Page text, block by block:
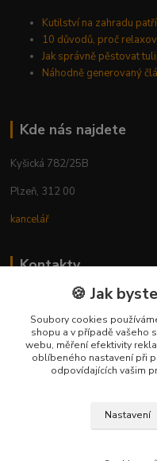
Kutilství na zahradu patří
10 důvodů, proč
Jak správně pěstovat
Náhodně generovaný
Kde nás najdete
Kyšická 782/25B
Plzeň, 312 00
kancelář
Kontakty
Ing. Michal Vaněk
+420 603
(Po-Pá, 10-17
info@vyhodnynakup.eu
🍪 Jak
Soubory cookies
shopu a v případě vašeho
webu, měření efektivity
oblíbeného nastavení při
odpovídajících vašim
Nastavení